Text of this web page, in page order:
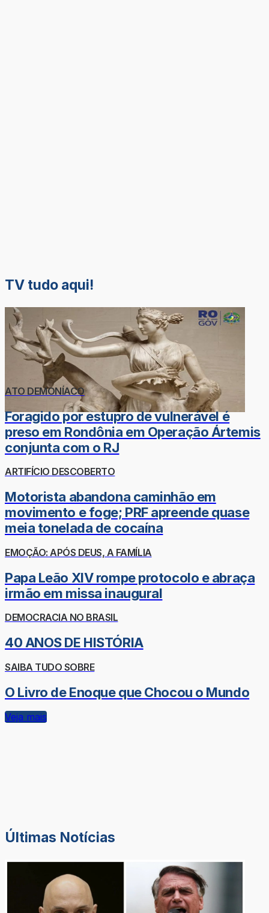
TV tudo aqui!
ATO DEMONÍACO
Foragido por estupro de vulnerável é
preso em Rondônia em Operação Ártemis
conjunta com o RJ
ARTIFÍCIO DESCOBERTO
Motorista abandona caminhão em
movimento e foge; PRF apreende quase
meia tonelada de cocaína
EMOÇÃO: APÓS DEUS, A FAMÍLIA
Papa Leão XIV rompe protocolo e abraça
irmão em missa inaugural
DEMOCRACIA NO BRASIL
40 ANOS DE HISTÓRIA
SAIBA TUDO SOBRE
O Livro de Enoque que Chocou o Mundo
Veja mais
Últimas Notícias